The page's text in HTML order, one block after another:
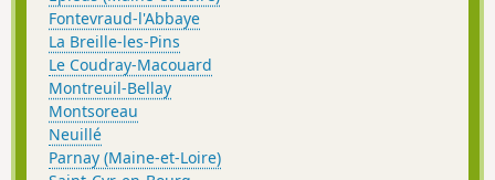
Fontevraud-l'Abbaye
La Breille-les-Pins
Le Coudray-Macouard
Montreuil-Bellay
Montsoreau
Neuillé
Parnay (Maine-et-Loire)